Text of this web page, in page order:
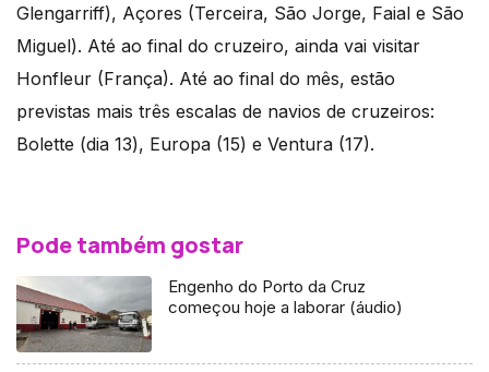
Glengarriff), Açores (Terceira, São Jorge, Faial e São
Miguel). Até ao final do cruzeiro, ainda vai visitar
Honfleur (França). Até ao final do mês, estão
previstas mais três escalas de navios de cruzeiros:
Bolette (dia 13), Europa (15) e Ventura (17).
Pode também gostar
Engenho do Porto da Cruz
começou hoje a laborar (áudio)